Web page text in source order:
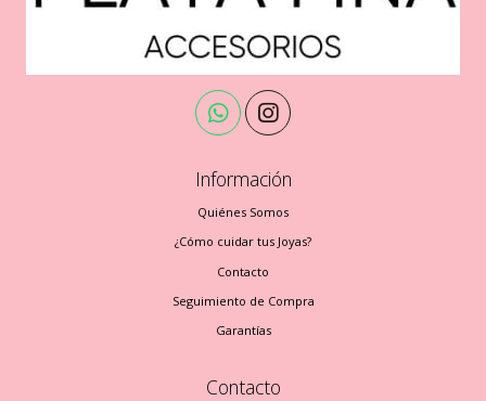
Información
Quiénes Somos
¿Cómo cuidar tus Joyas?
Contacto
Seguimiento de Compra
Garantías
Contacto